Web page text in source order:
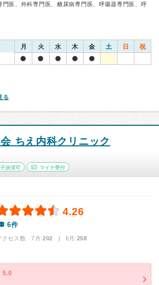
門医、外科専門医、糖尿病専門医、呼吸器専門医、呼
月 火 水 木 金 土 日 祝
る
ちえ内科クリニック
決済可 マイナ受付
4.26
6件
クセス数 7月:202 | 6月:258
5.0